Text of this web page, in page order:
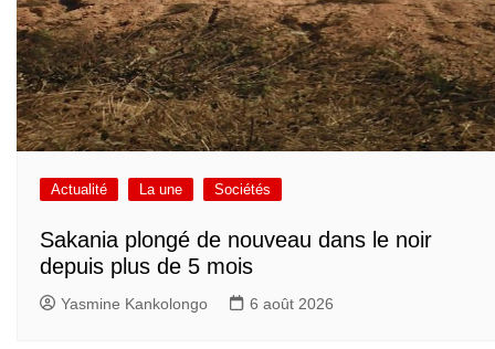
Actualité La une Sociétés
Sakania plongé de nouveau dans le noir
depuis plus de 5 mois
Yasmine Kankolongo 6 août 2026